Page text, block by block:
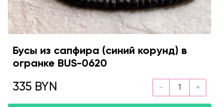
Бусы из сапфира (синий корунд) в
огранке BUS-0620
335 BYN